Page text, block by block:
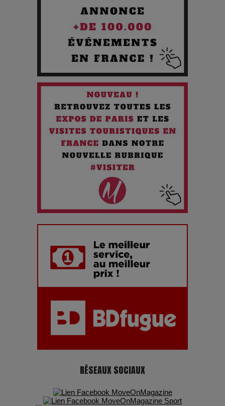
Les 3 meilleures destinations pour des vacances sportives
Quand l'Opéra Rencontre l'IA : Lola Volonakis, l'Artiste du
Paradoxe qui Chante le Futur
Chien 51 - Quand l’IA prend le pouvoir : une plongée dans un
futur troublant
Maïra Kerey, la “voix d’or du Kazakhstan”, célèbre ses 30
ans de carrière à la Salle Gaveau
Les dessous de la fast fashion : un désastre écologique en
7 Techniques Secrètes des Photographes de Stars
Adieu Jean-Pat : rire au bord du précipice
Pharaonic Festival 2025 : 10 ans d’électro sous les
RÉSEAUX SOCIAUX